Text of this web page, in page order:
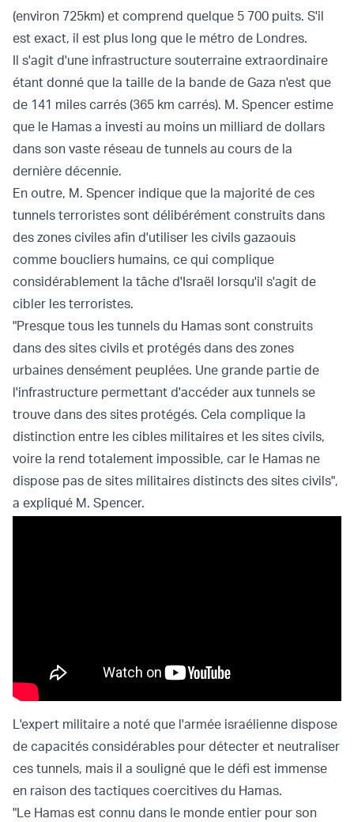
(environ 725km) et comprend quelque 5 700 puits. S'il
est exact, il est plus long que le métro de Londres.
Il s'agit d'une infrastructure souterraine extraordinaire
étant donné que la taille de la bande de Gaza n'est que
de 141 miles carrés (365 km carrés). M. Spencer estime
que le Hamas a investi au moins un milliard de dollars
dans son vaste réseau de tunnels au cours de la
dernière décennie.
En outre, M. Spencer indique que la majorité de ces
tunnels terroristes sont délibérément construits dans
des zones civiles afin d'utiliser les civils gazaouis
comme boucliers humains, ce qui complique
considérablement la tâche d'Israël lorsqu'il s'agit de
cibler les terroristes.
"Presque tous les tunnels du Hamas sont construits
dans des sites civils et protégés dans des zones
urbaines densément peuplées. Une grande partie de
l'infrastructure permettant d'accéder aux tunnels se
trouve dans des sites protégés. Cela complique la
distinction entre les cibles militaires et les sites civils,
voire la rend totalement impossible, car le Hamas ne
dispose pas de sites militaires distincts des sites civils",
a expliqué M. Spencer.
L'expert militaire a noté que l'armée israélienne dispose
de capacités considérables pour détecter et neutraliser
ces tunnels, mais il a souligné que le défi est immense
en raison des tactiques coercitives du Hamas.
"Le Hamas est connu dans le monde entier pour son